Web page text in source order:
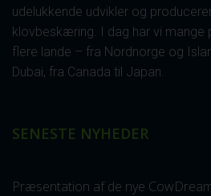
udelukkende udvikler og
klovbeskæring. I dag har vi mange
flere lande – fra Nordnorge og
Dubai, fra Canada til Japan.
SENESTE NYHEDER
Præsentation af de nye